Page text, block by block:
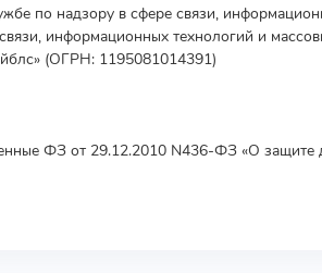
по надзору в сфере связи,
информационных технологий и
(ОГРН: 1195081014391)
ФЗ от 29.12.2010 N436-ФЗ «О